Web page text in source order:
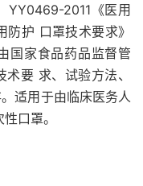
YY0469-2011《医用
护 口罩技术要求》
国家食品药品监督管
要 求、试验方法、
适用于由临床医务人
口罩。